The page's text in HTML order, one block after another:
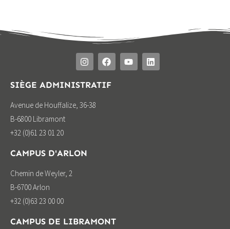
SIÈGE ADMINISTRATIF
Avenue de Houffalize, 36-38
B-6800 Libramont
+32 (0)61 23 01 20
CAMPUS D'ARLON
Chemin de Weyler, 2
B-6700 Arlon
+32 (0)63 23 00 00
CAMPUS DE LIBRAMONT